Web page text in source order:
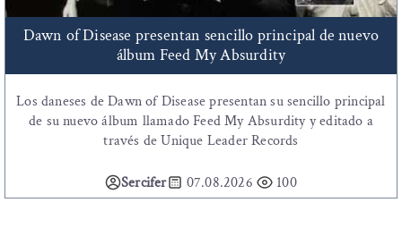
Dawn of Disease presentan sencillo principal de nuevo
álbum Feed My Absurdity
Los daneses de Dawn of Disease presentan su sencillo principal
de su nuevo álbum llamado Feed My Absurdity y editado a
través de Unique Leader Records
Sercifer 07.08.2026 100